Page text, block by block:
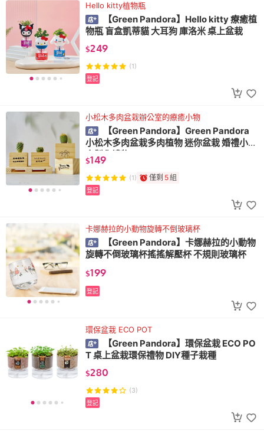
Hello kitty植物瓶
【Green Pandora】Hello kitty 療癒植
物瓶 盲盒凱蒂貓 大耳狗 庫洛米 桌上盆栽
$249
(1)
登記
小松木多肉盆栽辦公室的療癒小物
【Green Pandora】Green Pandora
小松木多肉盆栽多肉植物 迷你盆栽 婚禮小物
客製化禮物
$149
(1) 僅剩 5組
登記
卡娜赫拉的小動物旋轉不倒玻璃杯
【Green Pandora】卡娜赫拉的小動物
旋轉不倒玻璃杯搖搖解壓杯 不規則玻璃杯
$199
登記
環保盆栽 ECO POT
【Green Pandora】環保盆栽 ECO PO
T 桌上盆栽環保禮物 DIY種子栽種
$280
(3)
登記